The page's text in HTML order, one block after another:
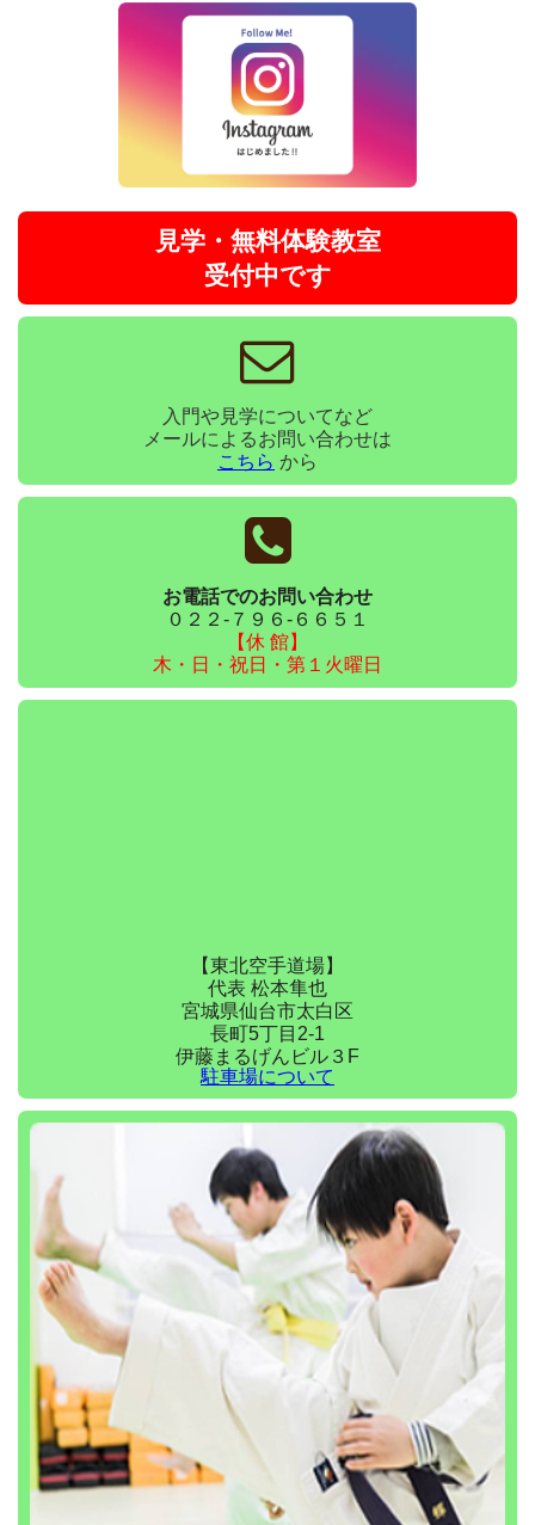
見学・無料体験教室
受付中です
入門や見学についてなど
メールによるお問い合わせは
こちら から
お電話でのお問い合わせ
０２２-７９６-６６５１
【休 館】
木・日・祝日・第１火曜日
【東北空手道場】
代表 松本隼也
宮城県仙台市太白区
長町5丁目2-1
伊藤まるげんビル３F
駐車場について